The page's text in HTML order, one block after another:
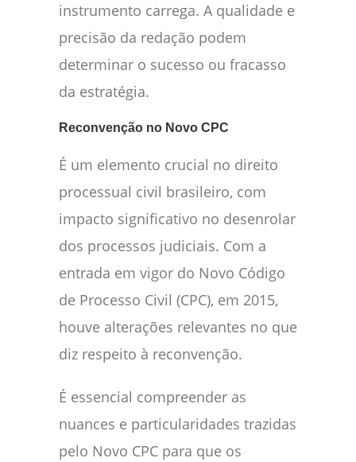
instrumento carrega. A qualidade e
precisão da redação podem
determinar o sucesso ou fracasso
da estratégia.
Reconvenção no Novo CPC
É um elemento crucial no direito
processual civil brasileiro, com
impacto significativo no desenrolar
dos processos judiciais. Com a
entrada em vigor do Novo Código
de Processo Civil (CPC), em 2015,
houve alterações relevantes no que
diz respeito à reconvenção.
É essencial compreender as
nuances e particularidades trazidas
pelo Novo CPC para que os